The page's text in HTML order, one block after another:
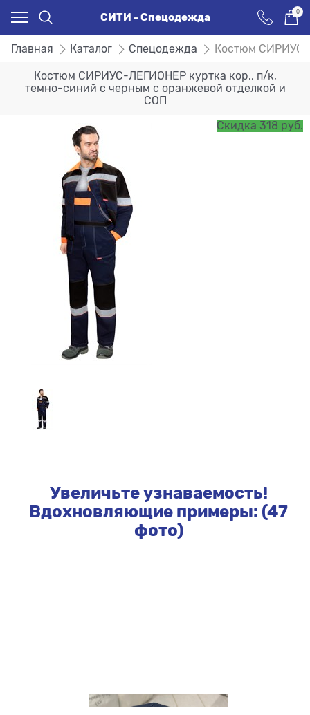
СИТИ - Спецодежда 0
Главная Каталог Спецодежда Костюм СИРИУС-
Костюм СИРИУС-ЛЕГИОНЕР куртка кор., п/к,
темно-синий с черным с оранжевой отделкой и
СОП
Скидка 318 руб.
Увеличьте узнаваемость!
Вдохновляющие примеры: (47
фото)